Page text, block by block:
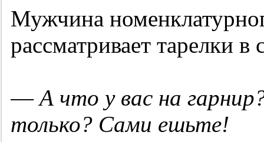
Мужчина
рассматривает тарелки в
—А что у вас на
только? Сами ешьте!